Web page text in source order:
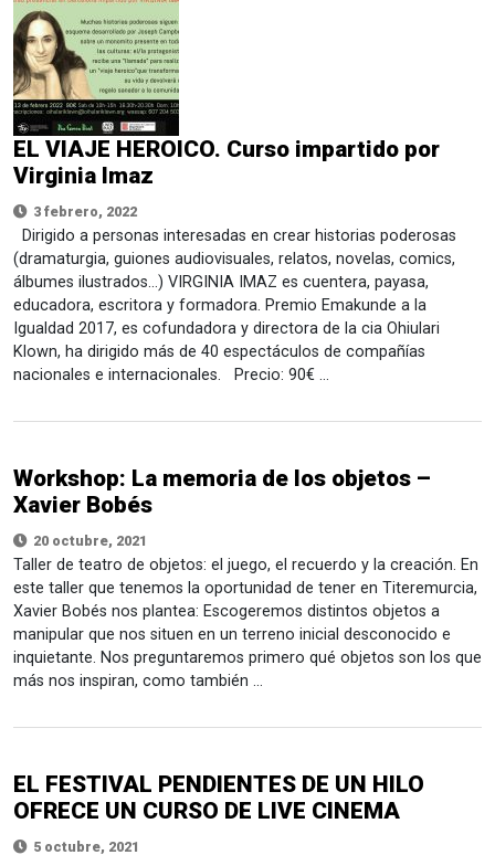
EL VIAJE HEROICO. Curso impartido por
Virginia Imaz
3 febrero, 2022
Dirigido a personas interesadas en crear historias poderosas
(dramaturgia, guiones audiovisuales, relatos, novelas, comics,
álbumes ilustrados…) VIRGINIA IMAZ es cuentera, payasa,
educadora, escritora y formadora. Premio Emakunde a la
Igualdad 2017, es cofundadora y directora de la cia Ohiulari
Klown, ha dirigido más de 40 espectáculos de compañías
nacionales e internacionales. Precio: 90€ …
Workshop: La memoria de los objetos –
Xavier Bobés
20 octubre, 2021
Taller de teatro de objetos: el juego, el recuerdo y la creación. En
este taller que tenemos la oportunidad de tener en Titeremurcia,
Xavier Bobés nos plantea: Escogeremos distintos objetos a
manipular que nos situen en un terreno inicial desconocido e
inquietante. Nos preguntaremos primero qué objetos son los que
más nos inspiran, como también …
EL FESTIVAL PENDIENTES DE UN HILO
OFRECE UN CURSO DE LIVE CINEMA
5 octubre, 2021